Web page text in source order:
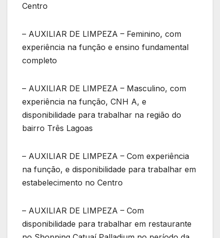
Centro
– AUXILIAR DE LIMPEZA – Feminino, com
experiência na função e ensino fundamental
completo
– AUXILIAR DE LIMPEZA – Masculino, com
experiência na função, CNH A, e
disponibilidade para trabalhar na região do
bairro Três Lagoas
– AUXILIAR DE LIMPEZA – Com experiência
na função, e disponibilidade para trabalhar em
estabelecimento no Centro
– AUXILIAR DE LIMPEZA – Com
disponibilidade para trabalhar em restaurante